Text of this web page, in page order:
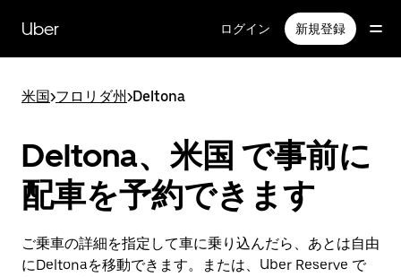
Uber ログイン 新規登録
米国>フロリダ州>Deltona
Deltona、米国 で事前に
配車を予約できます
ご乗車の詳細を指定して車に乗り込んだら、あとは自由
にDeltonaを移動できます。または、Uber Reserve で